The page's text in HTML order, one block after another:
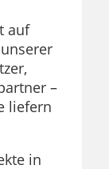
auf
–
liefern
in